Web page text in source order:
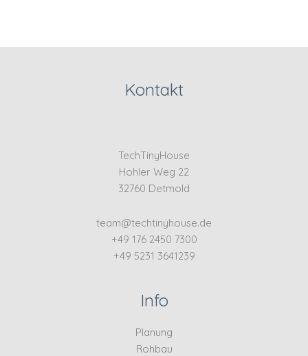
Kontakt
TechTinyHouse
Hohler Weg 22
32760 Detmold
team@techtinyhouse.de
+49 176 2450 7300
+49 5231 3641239
Info
Planung
Rohbau